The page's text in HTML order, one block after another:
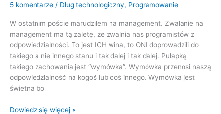
5 komentarze / Dług technologiczny, Programowanie
W ostatnim poście marudziłem na management. Zwalanie na
management ma tą zaletę, że zwalnia nas programistów z
odpowiedzialności. To jest ICH wina, to ONI doprowadzili do
takiego a nie innego stanu i tak dalej i tak dalej. Pułapką
takiego zachowania jest “wymówka”. Wymówka przenosi naszą
odpowiedzialność na kogoś lub coś innego. Wymówka jest
świetna bo
Jak
Dowiedz się więcej »